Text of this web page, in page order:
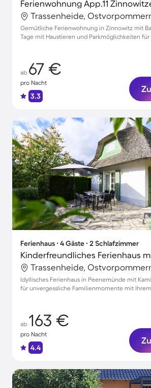
Ferienwohnung App.11
Gemütliche Ferienwohnung in Zinnowitz mit
Tage mit Haustieren und Parkmöglichkeiten für
ab 67 €
pro Nacht
3.3
Ferienhaus ∙ 4 Gäste ∙ 2 Schlafzimmer
Idyllisches Ferienhaus in Peenemünde mit
für unvergessliche Familienmomente mit
ab 163 €
pro Nacht
4.4